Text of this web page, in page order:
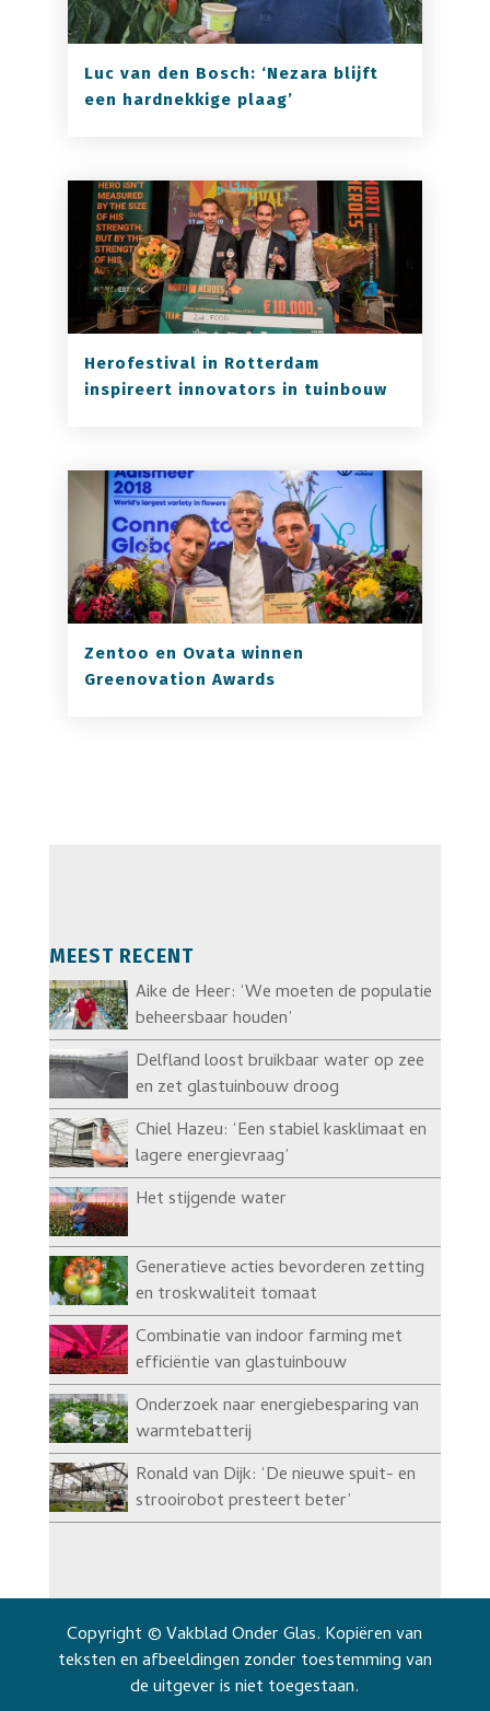
Luc van den Bosch: ‘Nezara blijft
een hardnekkige plaag’
Herofestival in Rotterdam
inspireert innovators in tuinbouw
Zentoo en Ovata winnen
Greenovation Awards
MEEST RECENT
Aike de Heer: ‘We moeten de populatie
beheersbaar houden’
Delfland loost bruikbaar water op zee
en zet glastuinbouw droog
Chiel Hazeu: ‘Een stabiel kasklimaat en
lagere energievraag’
Het stijgende water
Generatieve acties bevorderen zetting
en troskwaliteit tomaat
Combinatie van indoor farming met
efficiëntie van glastuinbouw
Onderzoek naar energiebesparing van
warmtebatterij
Ronald van Dijk: ‘De nieuwe spuit- en
strooirobot presteert beter’
Copyright © Vakblad Onder Glas. Kopiëren van
teksten en afbeeldingen zonder toestemming van
de uitgever is niet toegestaan.